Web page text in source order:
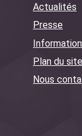
Actualités
Presse
Plan du site
Nous